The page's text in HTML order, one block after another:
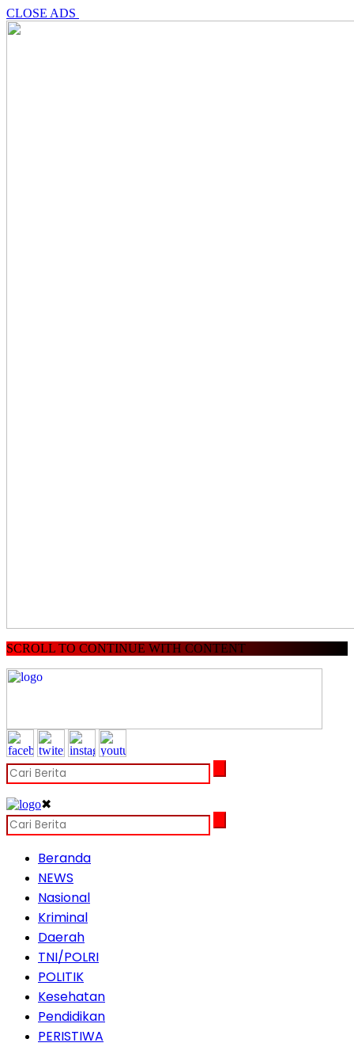
CLOSE ADS
SCROLL TO CONTINUE WITH CONTENT
✖
Beranda
NEWS
Nasional
Kriminal
Daerah
TNI/POLRI
POLITIK
Kesehatan
Pendidikan
PERISTIWA